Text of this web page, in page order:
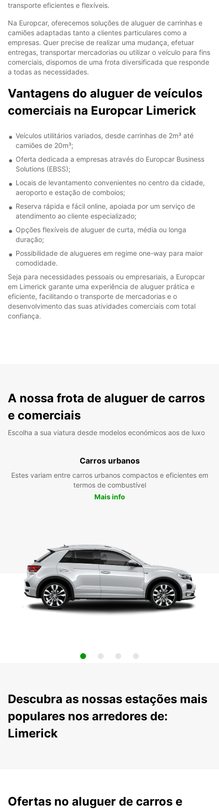
transporte eficientes e flexíveis.
Na Europcar, oferecemos soluções de aluguer de carrinhas e
camiões adaptadas tanto a clientes particulares como a
empresas. Quer precise de realizar uma mudança, efetuar
entregas, transportar mercadorias ou utilizar o veículo para fins
comerciais, dispomos de uma frota diversificada que responde
a todas as necessidades.
Vantagens do aluguer de veículos
comerciais na Europcar Limerick
Veículos utilitários variados, desde carrinhas de 2m³ até
camiões de 20m³;
Oferta dedicada a empresas através do Europcar Business
Solutions (EBSS);
Locais de levantamento convenientes no centro da cidade,
aeroporto e estação de comboios;
Reserva rápida e fácil online, apoiada por um serviço de
atendimento ao cliente especializado;
Opções flexíveis de aluguer de curta, média ou longa
duração;
Possibilidade de alugueres em regime one-way para maior
comodidade.
Seja para necessidades pessoais ou empresariais, a Europcar
em Limerick garante uma experiência de aluguer prática e
eficiente, facilitando o transporte de mercadorias e o
desenvolvimento das suas atividades comerciais com total
confiança.
A nossa frota de aluguer de carros
e comerciais
Escolha a sua viatura desde modelos económicos aos de luxo
Carros urbanos
Estes variam entre carros urbanos compactos e eficientes em
termos de combustível
Mais info
Descubra as nossas estações mais
populares nos arredores de:
Limerick
Ofertas no aluguer de carros e